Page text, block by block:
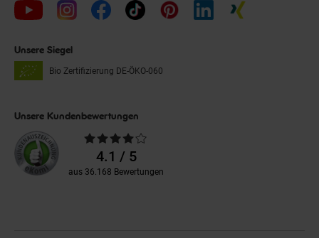
Unsere Siegel
Bio Zertifizierung DE-ÖKO-060
Unsere Kundenbewertungen
Durchschnittliche
Bewertungen4.1 / 5
aus 36.168 Bewertungen